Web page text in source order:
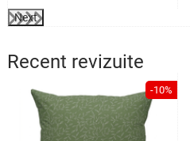
Next
Recent revizuite
-10%